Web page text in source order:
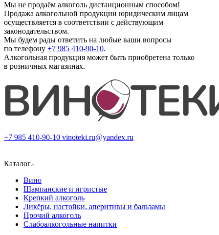
Мы не продаём алкоголь дистанционным способом!
Продажа алкогольной продукции юридическим лицам
осуществляется в соответствии с действующим
законодательством.
Мы будем рады ответить на любые ваши вопросы
по телефону +7 985 410-90-10.
Алкогольная продукция может быть приобретена только
в розничных магазинах.
+7 985 410-90-10 vinoteki.ru@yandex.ru
Каталог
Вино
Шампанские и игристые
Крепкий алкоголь
Ликёры, настойки, аперитивы и бальзамы
Прочий алкоголь
Слабоалкогольные напитки